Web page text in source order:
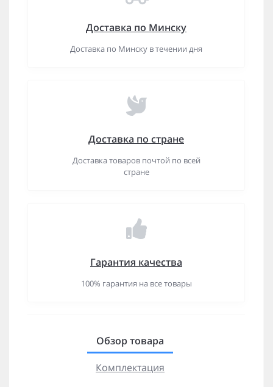
Доставка по Минску
Доставка по Минску в течении дня
Доставка по стране
Доставка товаров почтой по всей
стране
Гарантия качества
100% гарантия на все товары
Обзор товара
Комплектация